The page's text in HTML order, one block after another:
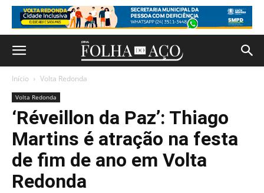
Início Volta Redonda
Volta Redonda
‘Réveillon da Paz’: Thiago
Martins é atração na festa
de fim de ano em Volta
Redonda